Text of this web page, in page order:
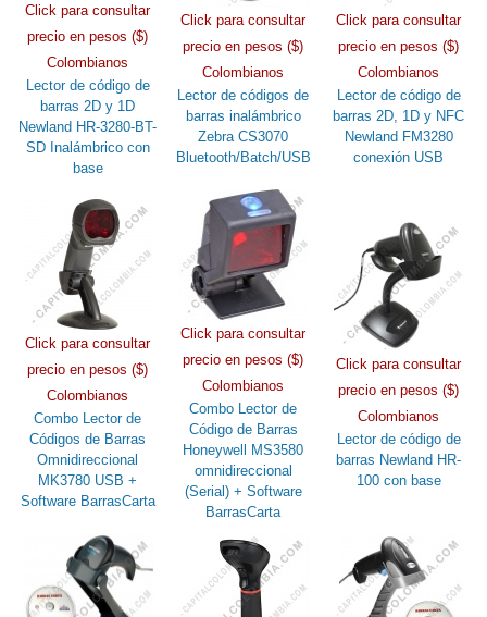
Click para consultar
precio en pesos ($)
Colombianos
Lector de código de
barras 2D y 1D
Newland HR-3280-BT-
SD Inalámbrico con
base
Click para consultar
precio en pesos ($)
Colombianos
Lector de códigos de
barras inalámbrico
Zebra CS3070
Bluetooth/Batch/USB
Click para consultar
precio en pesos ($)
Colombianos
Lector de código de
barras 2D, 1D y NFC
Newland FM3280
conexión USB
Click para consultar
precio en pesos ($)
Colombianos
Combo Lector de
Códigos de Barras
Omnidireccional
MK3780 USB +
Software BarrasCarta
Click para consultar
precio en pesos ($)
Colombianos
Combo Lector de
Código de Barras
Honeywell MS3580
omnidireccional
(Serial) + Software
BarrasCarta
Click para consultar
precio en pesos ($)
Colombianos
Lector de código de
barras Newland HR-
100 con base